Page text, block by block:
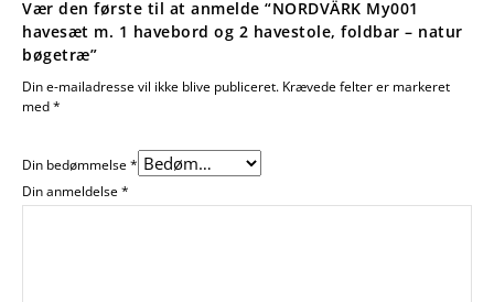
Vær den første til at anmelde “NORDVÄRK My001
havesæt m. 1 havebord og 2 havestole, foldbar – natur
bøgetræ”
Din e-mailadresse vil ikke blive publiceret. Krævede felter er markeret
med*
Din bedømmelse*
Din anmeldelse*